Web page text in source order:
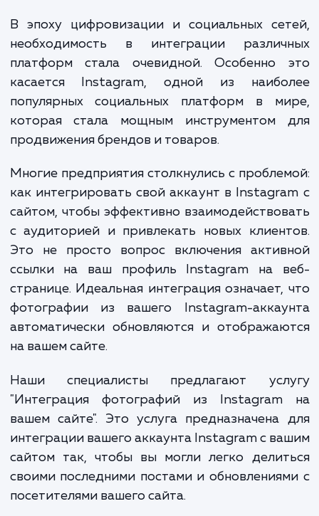
*Каждый заказ индивидуален. Указаны средние значения цены и срока.
ЗАКАЗАТЬ УСЛУГУ
В эпоху цифровизации и социальных
необходимость в интеграции
платформ стала очевидной. Особенно
касается Instagram, одной из
популярных социальных платформ в
которая стала мощным инструментом
продвижения брендов и товаров.
Многие предприятия столкнулись с
как интегрировать свой аккаунт в
сайтом, чтобы эффективно
с аудиторией и привлекать новых
Это не просто вопрос включения
ссылки на ваш профиль Instagram на
странице. Идеальная интеграция означает,
фотографии из вашего Instagram-
автоматически обновляются и
на вашем сайте.
Наши специалисты предлагают
"Интеграция фотографий из